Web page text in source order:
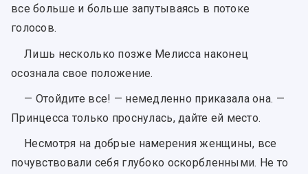
все больше и больше запутываясь в потоке
голосов.
Лишь несколько позже Мелисса наконец
осознала свое положение.
— Отойдите все! — немедленно приказала она. —
Принцесса только проснулась, дайте ей место.
Несмотря на добрые намерения женщины, все
почувствовали себя глубоко оскорбленными. Не то